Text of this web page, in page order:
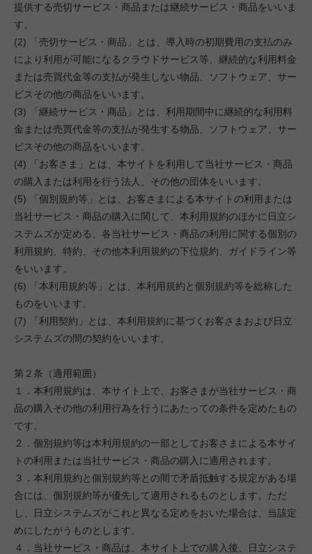
提供する売切サービス・商品または継続サービス・商品をいいま
す。
(2) 「売切サービス・商品」とは、導入時の初期費用の支払のみ
により利用が可能になるクラウドサービス等、継続的な利用料金
または売買代金等の支払が発生しない物品、ソフトウェア、サー
ビスその他の商品をいいます。
(3) 「継続サービス・商品」とは、利用期間中に継続的な利用料
金または売買代金等の支払が発生する物品、ソフトウェア、サー
ビスその他の商品をいいます。
(4) 「お客さま」とは、本サイトを利用して当社サービス・商品
の購入または利用を行う法人、その他の団体をいいます。
(5) 「個別規約等」とは、お客さまによる本サイトの利用または
当社サービス・商品の購入に関して、本利用規約のほかに日立シ
ステムズが定める、各当社サービス・商品の利用に関する個別の
利用規約、特約、その他本利用規約の下位規約、ガイドライン等
をいいます。
(6) 「本利用規約等」とは、本利用規約と個別規約等を総称した
ものをいいます。
(7) 「利用契約」とは、本利用規約に基づくお客さまおよび日立
システムズの間の契約をいいます。
第２条（適用範囲）
１．本利用規約は、本サイト上で、お客さまが当社サービス・商
品の購入その他の利用行為を行うにあたっての条件を定めたもの
です。
２．個別規約等は本利用規約の一部としてお客さまによる本サイ
トの利用または当社サービス・商品の購入に適用されます。
３．本利用規約と個別規約等との間で矛盾抵触する規定がある場
合には、個別規約等が優先して適用されるものとします。ただ
し、日立システムズがこれと異なる定めをおいた場合は、当該定
めにしたがうものとします。
４．当社サービス・商品は、本サイト上での購入後、日立システ